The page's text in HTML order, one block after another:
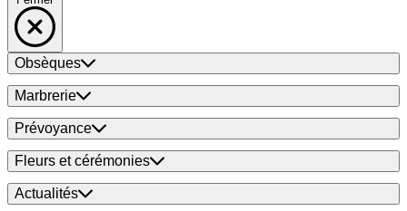
Obsèques
Marbrerie
Prévoyance
Fleurs et cérémonies
Actualités